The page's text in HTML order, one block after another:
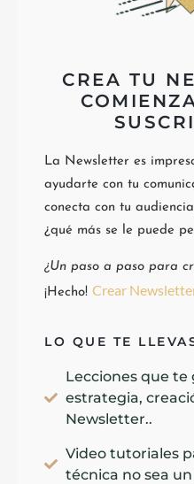
CREA TU
La Newsletter es
ayudarte con tu
conecta con tu
¿qué más se le puede
¿Un paso a paso para
¡Hecho! Crear
LO QUE TE
Lecciones que te
estrategia,
Newsletter..
Video tutoriales
técnica no sea